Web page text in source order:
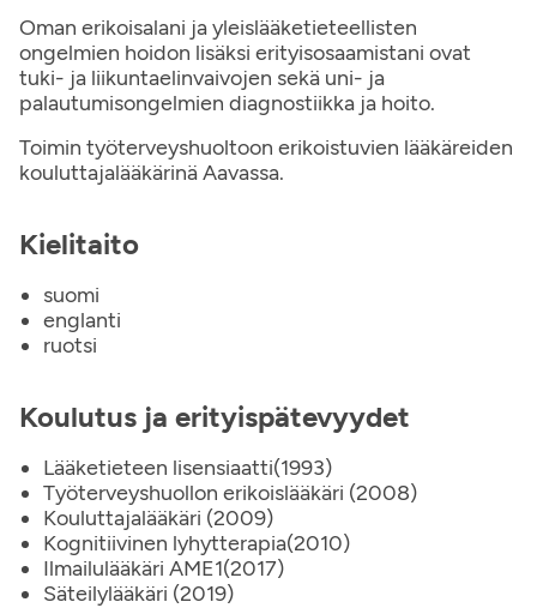
Oman erikoisalani ja yleislääketieteellisten
ongelmien hoidon lisäksi erityisosaamistani ovat
tuki- ja liikuntaelinvaivojen sekä uni- ja
palautumisongelmien diagnostiikka ja hoito.
Toimin työterveyshuoltoon erikoistuvien lääkäreiden
kouluttajalääkärinä Aavassa.
Kielitaito
suomi
englanti
ruotsi
Koulutus ja erityispätevyydet
Lääketieteen lisensiaatti(1993)
Työterveyshuollon erikoislääkäri (2008)
Kouluttajalääkäri (2009)
Kognitiivinen lyhytterapia(2010)
Ilmailulääkäri AME1(2017)
Säteilylääkäri (2019)